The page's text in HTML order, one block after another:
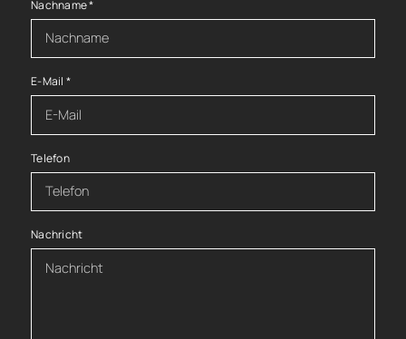
Nachname*
E-Mail *
Telefon
Nachricht